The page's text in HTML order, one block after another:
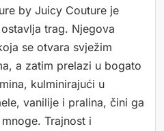
by Juicy Couture je
trag. Njegova
se otvara svježim
a zatim prelazi u bogato
kulminirajući u
vanilije i pralina, čini ga
Trajnost i